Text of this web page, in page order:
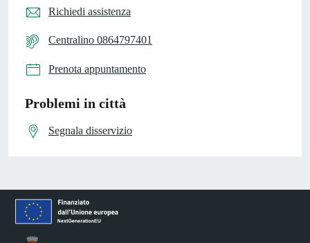
Richiedi assistenza
Centralino 0864797401
Prenota appuntamento
Problemi in città
Segnala disservizio